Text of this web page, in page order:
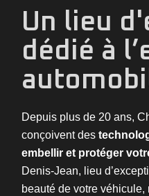
Un lieu
dédié à
Depuis plus de 20 ans,
conçoivent des
embellir et protéger
Denis-Jean, lieu
beauté de votre